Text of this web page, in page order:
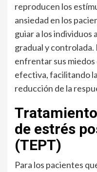
reproducen los
ansiedad en los
guiar a los individuos
gradual y
enfrentar sus miedos
efectiva, facilitando
reducción de la
de estrés
(TEPT)
Para los pacientes